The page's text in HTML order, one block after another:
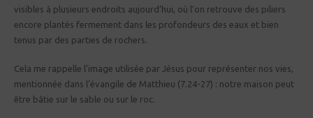
visibles à plusieurs endroits aujourd’hui, où l’on retrouve des piliers
encore plantés fermement dans les profondeurs des eaux et bien
tenus par des parties de rochers.
Cela me rappelle l’image utilisée par Jésus pour représenter nos vies,
mentionnée dans l’évangile de Matthieu (7.24-27) : notre maison peut
être bâtie sur le sable ou sur le roc.